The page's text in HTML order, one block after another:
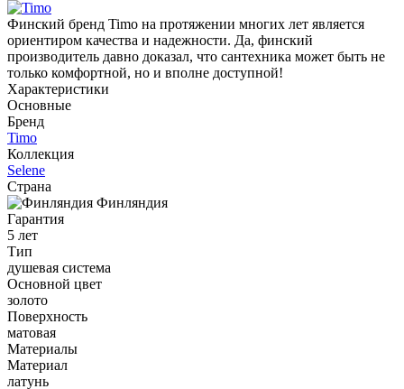
Финский бренд Timo на протяжении многих лет является
ориентиром качества и надежности. Да, финский
производитель давно доказал, что сантехника может быть не
только комфортной, но и вполне доступной!
Характеристики
Основные
Бренд
Timo
Коллекция
Selene
Страна
Финляндия
Гарантия
5 лет
Тип
душевая система
Основной цвет
золото
Поверхность
матовая
Материалы
Материал
латунь